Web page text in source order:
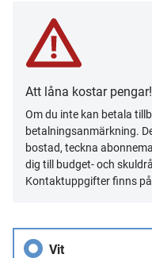
Att låna kostar pengar!
Om du inte kan betala
betalningsanmärkning.
bostad, teckna
dig till budget- och
Kontaktuppgifter finns på
Vit